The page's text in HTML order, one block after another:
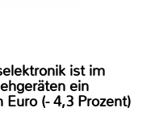
ist im
ein
(- 4,3 Prozent)